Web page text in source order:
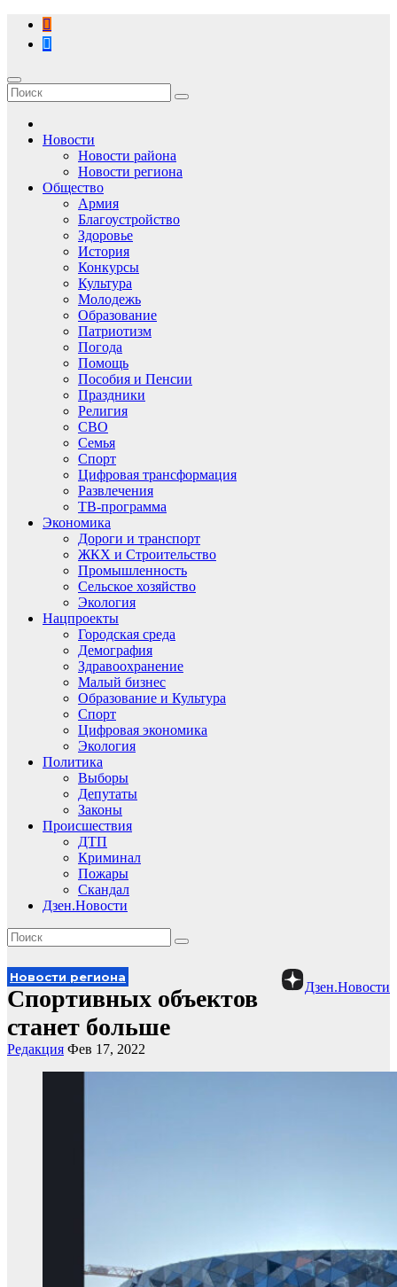
Перейти
содержимому
Новости
Новости района
Новости региона
Общество
Армия
Благоустройство
Здоровье
История
Конкурсы
Культура
Молодежь
Образование
Патриотизм
Погода
Помощь
Пособия и Пенсии
Праздники
Религия
СВО
Семья
Спорт
Цифровая трансформация
Развлечения
ТВ-программа
Экономика
Дороги и транспорт
ЖКХ и Строительство
Промышленность
Сельское хозяйство
Экология
Нацпроекты
Городская среда
Демография
Здравоохранение
Малый бизнес
Образование и Культура
Спорт
Цифровая экономика
Экология
Политика
Выборы
Депутаты
Законы
Происшествия
ДТП
Криминал
Пожары
Скандал
Дзен.Новости
Дзен.Новости
Новости региона
Спортивных объектов
станет больше
Редакция Фев 17, 2022